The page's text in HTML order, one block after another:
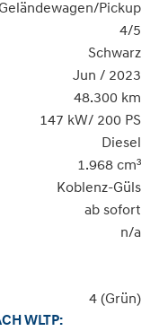
Pickup
4/5
Schwarz
Jun / 2023
48.300 km
147 kW/ 200 PS
Diesel
1.968 cm³
Koblenz-Güls
ab sofort
n/a
4 (Grün)
WLTP: